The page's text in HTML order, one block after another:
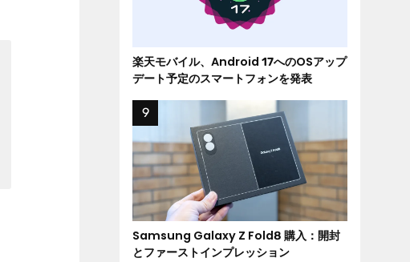
楽天モバイル、Android 17へのOSアップ
デート予定のスマートフォンを発表
Samsung Galaxy Z Fold8 購入：開封
とファーストインプレッション